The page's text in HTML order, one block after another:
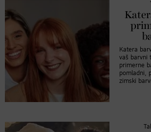
Katera
vaš barvni
primerne
pomladni,
zimski